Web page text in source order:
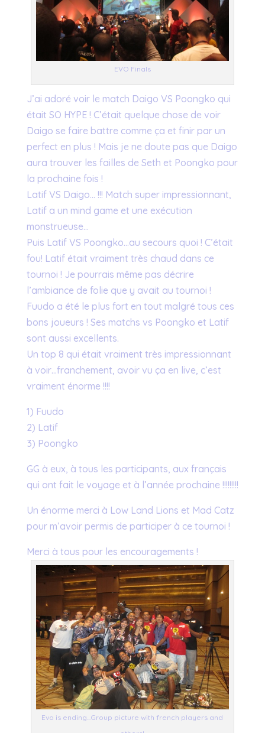
EVO Finals
J’ai adoré voir le match Daigo VS Poongko qui
était SO HYPE ! C’était quelque chose de voir
Daigo se faire battre comme ça et finir par un
perfect en plus ! Mais je ne doute pas que Daigo
aura trouver les failles de Seth et Poongko pour
la prochaine fois !
Latif VS Daigo… !!! Match super impressionnant,
Latif a un mind game et une exécution
monstrueuse…
Puis Latif VS Poongko…au secours quoi ! C’était
fou! Latif était vraiment très chaud dans ce
tournoi ! Je pourrais même pas décrire
l’ambiance de folie que y avait au tournoi !
Fuudo a été le plus fort en tout malgré tous ces
bons joueurs ! Ses matchs vs Poongko et Latif
sont aussi excellents.
Un top 8 qui était vraiment très impressionnant
à voir…franchement, avoir vu ça en live, c’est
vraiment énorme !!!!
1) Fuudo
2) Latif
3) Poongko
GG à eux, à tous les participants, aux français
qui ont fait le voyage et à l’année prochaine !!!!!!!!!
Un énorme merci à Low Land Lions et Mad Catz
pour m’avoir permis de participer à ce tournoi !
Merci à tous pour les encouragements !
Evo is ending...Group picture with french players and